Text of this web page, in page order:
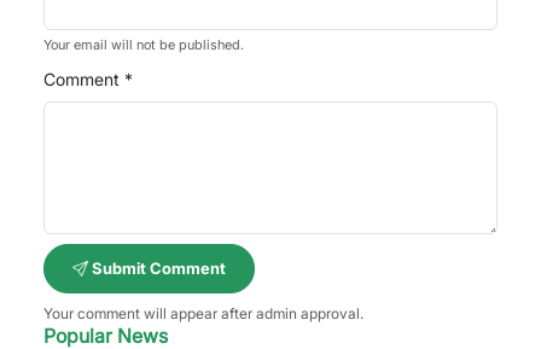
Your email will not be published.
Comment *
Submit Comment
Your comment will appear after admin approval.
Popular News